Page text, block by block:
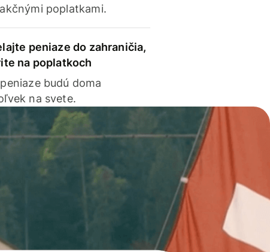
poplatkami.
peniaze do zahraničia,
na poplatkoch
budú doma
na svete.